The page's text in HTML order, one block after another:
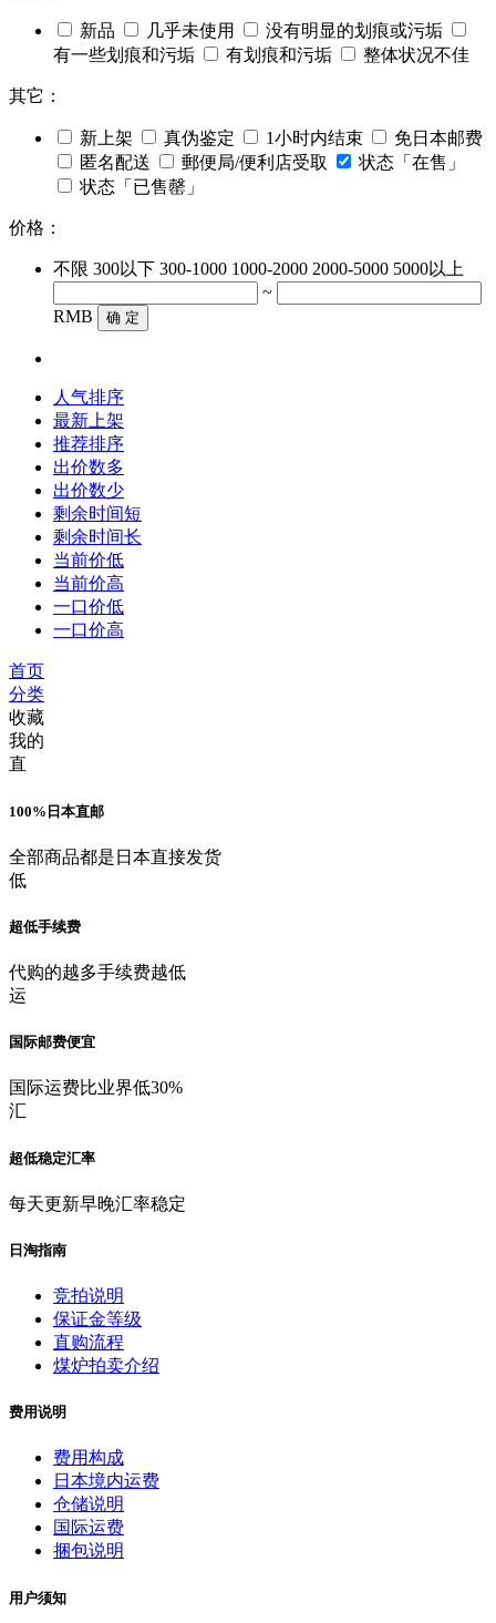
新品 几乎未使用
没有明显的划痕或污垢
有一些划痕和污垢
有划痕和污垢 整体状况不佳
其它：
新上架 真伪鉴定 1小时内结束
免日本邮费
匿名配送
郵便局/便利店受取
状态「在售」
状态「已售罄」
价格：
不限 300以下 300-1000 1000-2000 2000-5000 5000以上
~
RMB
确 定
人气排序
最新上架
推荐排序
出价数多
出价数少
剩余时间短
剩余时间长
当前价低
当前价高
一口价低
一口价高
首页
分类
收藏
我的
直
100%日本直邮
全部商品都是日本直接发货
低
超低手续费
代购的越多手续费越低
运
国际邮费便宜
国际运费比业界低30%
汇
超低稳定汇率
每天更新早晚汇率稳定
日淘指南
竞拍说明
保证金等级
直购流程
煤炉拍卖介绍
费用说明
费用构成
日本境内运费
仓储说明
国际运费
捆包说明
用户须知